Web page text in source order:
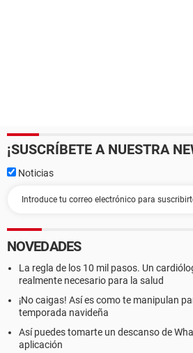
¡SUSCRÍBETE A NUESTRA
Noticias
NOVEDADES
La regla de los 10 mil pasos. Un
realmente necesario para la salud
¡No caigas! Así es como te manipulan
temporada navideña
Así puedes tomarte un descanso de
aplicación